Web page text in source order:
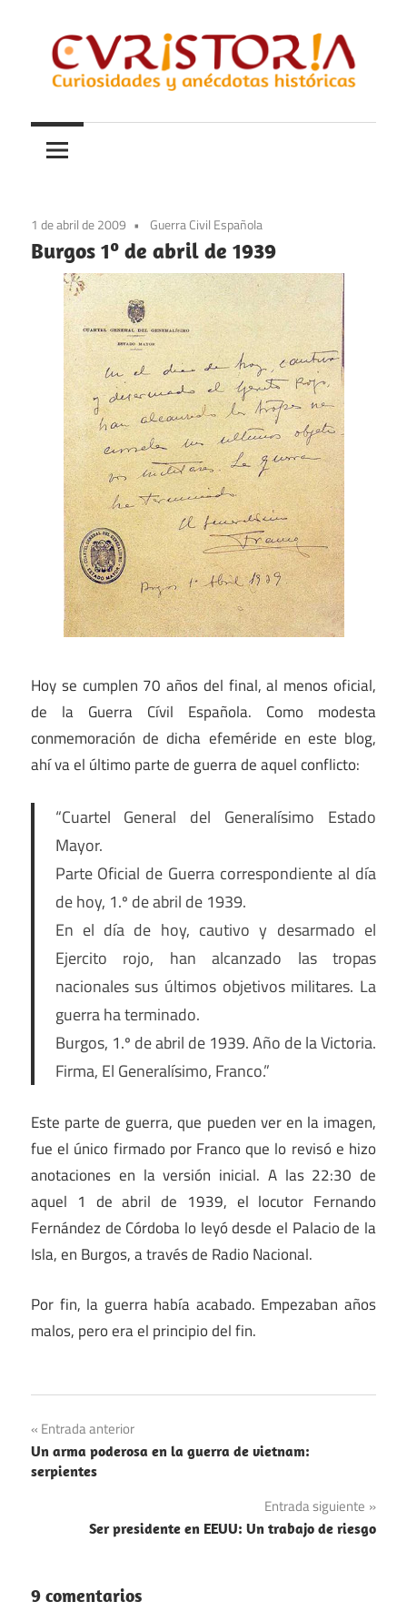
contenido
Curistoria
y
anécdotas
historia
1 de abril de 2009 Guerra Civil Española
Burgos 1º de abril de 1939
Hoy se cumplen 70 años del final, al menos oficial,
de la Guerra Cívil Española. Como modesta
conmemoración de dicha efeméride en este blog,
ahí va el último parte de guerra de aquel conflicto:
“Cuartel General del Generalísimo Estado
Mayor.
Parte Oficial de Guerra correspondiente al día
de hoy, 1.º de abril de 1939.
En el día de hoy, cautivo y desarmado el
Ejercito rojo, han alcanzado las tropas
nacionales sus últimos objetivos militares. La
guerra ha terminado.
Burgos, 1.º de abril de 1939. Año de la Victoria.
Firma, El Generalísimo, Franco.”
Este parte de guerra, que pueden ver en la imagen,
fue el único firmado por Franco que lo revisó e hizo
anotaciones en la versión inicial. A las 22:30 de
aquel 1 de abril de 1939, el locutor Fernando
Fernández de Córdoba lo leyó desde el Palacio de la
Isla, en Burgos, a través de Radio Nacional.
Por fin, la guerra había acabado. Empezaban años
malos, pero era el principio del fin.
Navegación
de
Entrada anterior
Un arma poderosa en la guerra de vietnam:
serpientes
Entrada siguiente
Ser presidente en EEUU: Un trabajo de riesgo
9 comentarios